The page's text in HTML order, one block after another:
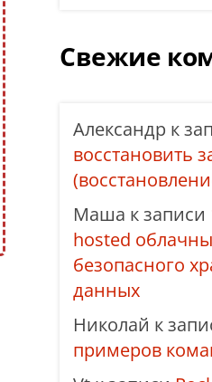
Свежие
Александр к
восстановить
Маша к записи
hosted
безопасного
данных
Николай к
примеров